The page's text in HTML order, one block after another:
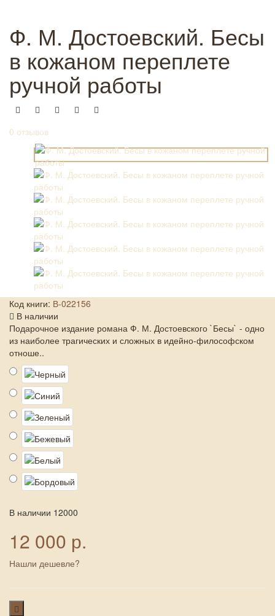
Ф. М. Достоевский. Бесы
в кожаном переплете
ручной работы
0 отзывов
Код книги: В-022156
В наличии
Подарочное издание романа Ф. М. Достоевского `Бесы` - одно
из наиболее трагических и сложных в идейно-философском
отноше..
В наличии 12000
12 000 р.
Нашли дешевле?